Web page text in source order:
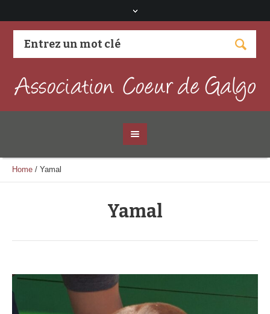
Home / Yamal
Yamal